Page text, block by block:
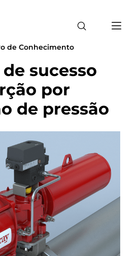
de Conhecimento
sucesso
por
de pressão